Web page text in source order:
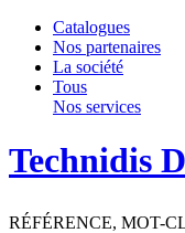
Catalogues
Nos partenaires
La société
Tous
Nos services
Technidis
RÉFÉRENCE, MOT-